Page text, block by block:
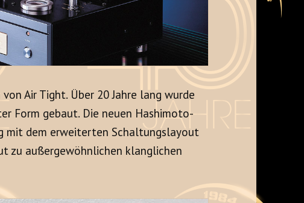
Air Tight. Über 20 Jahre lang wurde
Form gebaut. Die neuen Hashimoto-
mit dem erweiterten Schaltungslayout
zu außergewöhnlichen klanglichen